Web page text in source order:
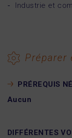
Industrie et
Préparer
PRÉREQUIS
Aucun
DIFFÉRENTES